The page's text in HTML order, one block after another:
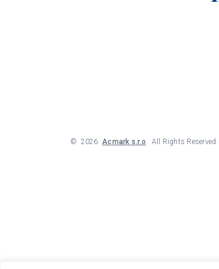
© 2026 Acmark s.r.o . All Rights Reserved.